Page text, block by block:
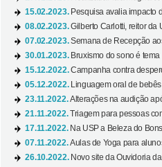
15.02.2023. Pesquisa avalia impacto
08.02.2023.Gilberto Carlotti, reitor da
07.02.2023.Semana de Recepção
30.01.2023. Bruxismo do sono é
15.12.2022.Campanha contra
05.12.2022.
Linguagem oral de
23.11.2022.Alterações na audição
21.11.2022.Triagem para pessoas
17.11.2022. Na USP a Beleza do
07.11.2022.Aulas de Yoga para
26.10.2022. Novo site da Ouvidoria